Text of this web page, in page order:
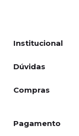
Institucional
Dúvidas
Compras
Pagamento